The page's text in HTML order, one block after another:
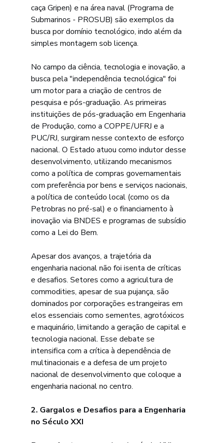
caça Gripen) e na área naval (Programa de
Submarinos - PROSUB) são exemplos da
busca por domínio tecnológico, indo além da
simples montagem sob licença.
No campo da ciência, tecnologia e inovação, a
busca pela "independência tecnológica" foi
um motor para a criação de centros de
pesquisa e pós-graduação. As primeiras
instituições de pós-graduação em Engenharia
de Produção, como a COPPE/UFRJ e a
PUC/RJ, surgiram nesse contexto de esforço
nacional. O Estado atuou como indutor desse
desenvolvimento, utilizando mecanismos
como a política de compras governamentais
com preferência por bens e serviços nacionais,
a política de conteúdo local (como os da
Petrobras no pré-sal) e o financiamento à
inovação via BNDES e programas de subsídio
como a Lei do Bem.
Apesar dos avanços, a trajetória da
engenharia nacional não foi isenta de críticas
e desafios. Setores como a agricultura de
commodities, apesar de sua pujança, são
dominados por corporações estrangeiras em
elos essenciais como sementes, agrotóxicos
e maquinário, limitando a geração de capital e
tecnologia nacional. Esse debate se
intensifica com a crítica à dependência de
multinacionais e a defesa de um projeto
nacional de desenvolvimento que coloque a
engenharia nacional no centro.
2. Gargalos e Desafios para a Engenharia
no Século XXI